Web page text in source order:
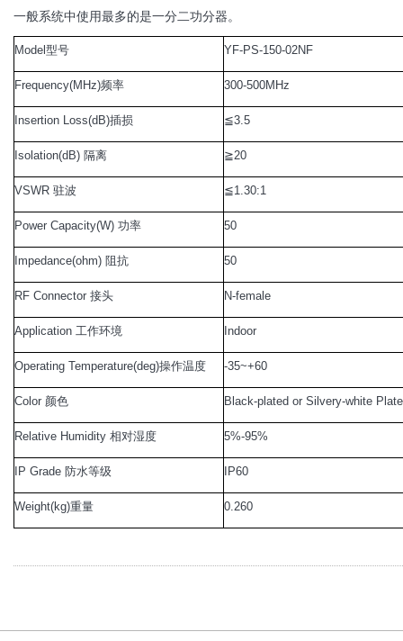
一般系统中使用最多的是一分二功分器。
Model 型号 YF-PS-150-02NF
Frequency(MHz)频率 300-500MHz
Insertion Loss(dB)插损 ≦3.5
Isolation(dB) 隔离 ≧20
VSWR 驻波 ≦1.30:1
Power Capacity(W) 功率 50
Impedance(ohm) 阻抗 50
RF Connector 接头 N-female
Application 工作环境 Indoor
Operating Temperature(deg)操作温度 -35~+60
Color 颜色 Black-plated or Silvery-white
Relative Humidity 相对湿度 5%-95%
IP Grade 防水等级 IP60
Weight(kg)重量 0.260